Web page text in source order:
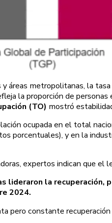
y áreas metropolitanas, la
la proporción de
(TO) mostró
ocupada en el total
porcentuales), y en la
expertos indican que el
lideraron la recuperación,
2024.
pero constante